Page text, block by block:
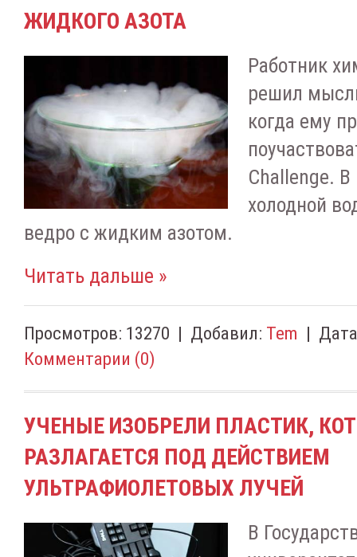
ЖИДКОГО АЗОТА
Работник
решил
когда ему
Challenge.
холодной
ведро с жидким азотом.
Читать дальше »
Просмотров: 13270 | Добавил: Tem |
Комментарии (0)
УЧЕНЫЕ ИЗОБРЕЛИ ПЛАСТИК,
РАЗЛАГАЕТСЯ ПОД ДЕЙСТВИЕМ
УЛЬТРАФИОЛЕТОВЫХ ЛУЧЕЙ
В